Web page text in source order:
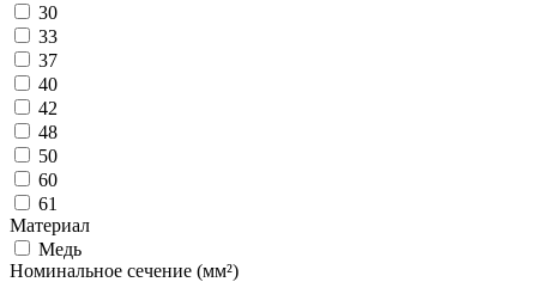
30
33
37
40
42
48
50
60
61
Материал
Медь
Номинальное сечение (мм²)